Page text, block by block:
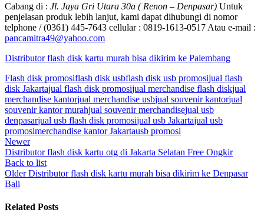
Cabang di : Jl. Jaya Gri Utara 30a ( Renon – Denpasar) Untuk
penjelasan produk lebih lanjut, kami dapat dihubungi di nomor
telphone / (0361) 445-7643 cellular : 0819-1613-0517 Atau e-mail :
pancamitra49@yahoo.com
Distributor flash disk kartu murah bisa dikirim ke Palembang
Flash disk promosiflash disk usbflash disk usb promosijual flash
disk Jakartajual flash disk promosijual merchandise flash diskjual
merchandise kantorjual merchandise usbjual souvenir kantorjual
souvenir kantor murahjual souvenir merchandisejual usb
denpasarjual usb flash disk promosijual usb Jakartajual usb
promosimerchandise kantor Jakartausb promosi
Newer
Distributor flash disk kartu otg di Jakarta Selatan Free Ongkir
Back to list
Older Distributor flash disk kartu murah bisa dikirim ke Denpasar
Bali
Related Posts